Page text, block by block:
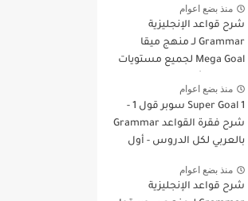
منذ بضع اعوام
شرح قواعد الإنجليزية
Grammar لـ منهج ميقا
Mega Goal لجميع مستويات
منذ بضع اعوام
Super Goal 1 سوبر قول 1 -
شرح فقرة القواعد Grammar
بالعربي لكل الدروس - أول
الأول
منذ بضع اعوام
شرح قواعد الإنجليزية